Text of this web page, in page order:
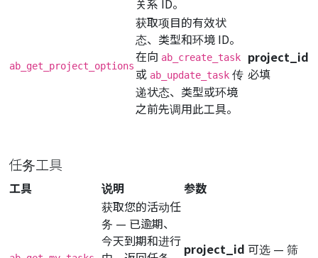
ab_get_project_options
获取项目的有效状
态、类型和环境 ID。
在向 ab_create_task
或 ab_update_task 传
递状态、类型或环境
之前先调用此工具。
project_id
必填
任务工具
工具 说明 参数
获取您的活动任
务 — 已逾期、
今天到期和进行 project_id 可选 — 筛